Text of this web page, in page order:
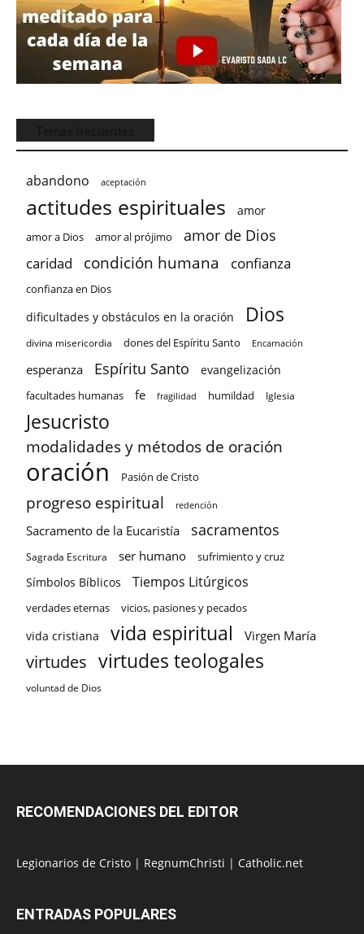
abandono aceptación
actitudes espirituales amor
amor a Dios amor al prójimo amor de Dios
caridad condición humana confianza
confianza en Dios
dificultades y obstáculos en la oración Dios
divina misericordia dones del Espíritu Santo Encarnación
esperanza Espíritu Santo evangelización
facultades humanas fe fragilidad humildad Iglesia
Jesucristo
modalidades y métodos de oración
oración Pasión de Cristo
progreso espiritual redención
Sacramento de la Eucaristía sacramentos
Sagrada Escritura ser humano sufrimiento y cruz
Símbolos Bíblicos Tiempos Litúrgicos
verdades eternas vicios, pasiones y pecados
vida cristiana vida espiritual Virgen María
virtudes virtudes teologales
voluntad de Dios
RECOMENDACIONES DEL EDITOR
Legionarios de Cristo | RegnumChristi | Catholic.net
ENTRADAS POPULARES